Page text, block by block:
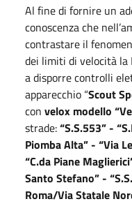
Al fine di fornire un
conoscenza che
contrastare il
dei limiti di velocità la
a disporre controlli
apparecchio “Scout
con velox modello
strade:“S.S.553” -
Piomba Alta” - “Via
“C.da Piane
Santo Stefano” -
Roma/Via Statale